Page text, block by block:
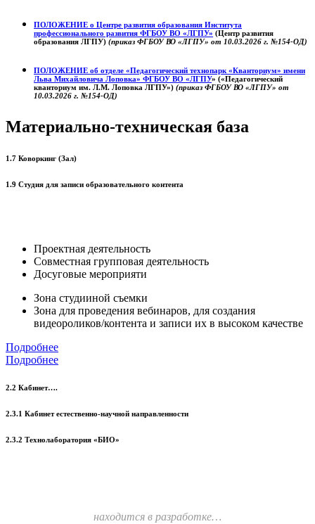
ПОЛОЖЕНИЕ о Центре развития образования Института
профессионального развития ФГБОУ ВО «ЛГПУ» (Центр развития
образования ЛГПУ) (приказ ФГБОУ ВО «ЛГПУ» от 10.03.2026 г. №154-ОД)
ПОЛОЖЕНИЕ об отделе «Педагогический технопарк «Кванториум» имени
Льва Михайловича Лоповка» ФГБОУ ВО «ЛГПУ» («Педагогический
кванториум им. Л.М. Лоповка ЛГПУ») (приказ ФГБОУ ВО «ЛГПУ» от
10.03.2026 г. №154-ОД)
Материально-техническая база
1.7 Коворкинг (Зал)
1.9 Студия для записи образовательного контента
Проектная деятельность
Совместная групповая деятельность
Досуговые мероприяти
Зона студииной съемки
Зона для проведения вебинаров, для создания
видеороликов/контента и записи их в высоком качестве
Подробнее
Подробнее
2.2 Кабинет….
2.3.1 Кабинет естественно-научной направленности
2.3.2 Технолаборатория «БИО»
находится в разработке…